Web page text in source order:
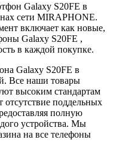
Galaxy S20FE в
сети MIRAPHONE.
включает как новые,
Galaxy S20FE ,
в каждой покупке.
Galaxy S20FE в
Все наши товары
высоким стандартам
отсутствие поддельных
полную
устройства. Мы
на все телефоны